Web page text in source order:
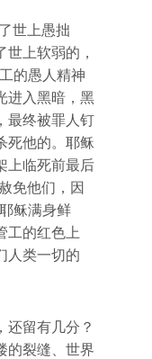
世上愚拙
上软弱的，
的愚人精神
进入黑暗，黑
最终被罪人钉
死他的。耶稣
上临死前最后
免他们，因
稣满身鲜
工的红色上
人类一切的
还留有几分？
的裂缝、世界